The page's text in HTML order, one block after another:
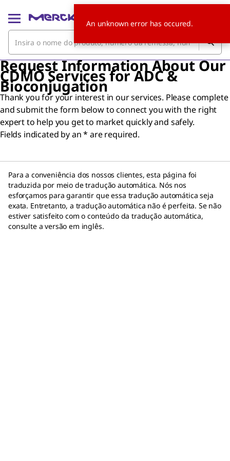
Request Information About Our
CDMO Services for ADC &
Bioconjugation
Thank you for your interest in our services. Please complete
and submit the form below to connect you with the right
expert to help you get to market quickly and safely.
Fields indicated by an * are required.
Para a conveniência dos nossos clientes, esta página foi
traduzida por meio de tradução automática. Nós nos
esforçamos para garantir que essa tradução automática seja
exata. Entretanto, a tradução automática não é perfeita. Se não
estiver satisfeito com o conteúdo da tradução automática,
consulte a versão em inglês.
An unknown error has occured.